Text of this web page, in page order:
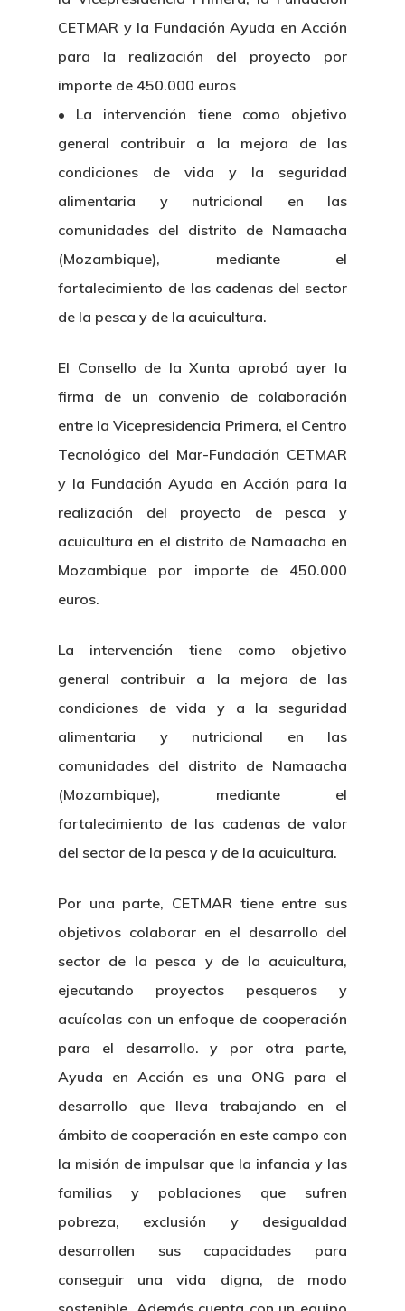
CETMAR y la Fundación Ayuda en Acción
para la realización del proyecto por
importe de 450.000 euros
• La intervención tiene como objetivo
general contribuir a la mejora de las
condiciones de vida y la seguridad
alimentaria y nutricional en las
comunidades del distrito de Namaacha
(Mozambique), mediante el
fortalecimiento de las cadenas del sector
de la pesca y de la acuicultura.
El Consello de la Xunta aprobó ayer la
firma de un convenio de colaboración
entre la Vicepresidencia Primera, el Centro
Tecnológico del Mar-Fundación CETMAR
y la Fundación Ayuda en Acción para la
realización del proyecto de pesca y
acuicultura en el distrito de Namaacha en
Mozambique por importe de 450.000
euros.
La intervención tiene como objetivo
general contribuir a la mejora de las
condiciones de vida y a la seguridad
alimentaria y nutricional en las
comunidades del distrito de Namaacha
(Mozambique), mediante el
fortalecimiento de las cadenas de valor
del sector de la pesca y de la acuicultura.
Por una parte, CETMAR tiene entre sus
objetivos colaborar en el desarrollo del
sector de la pesca y de la acuicultura,
ejecutando proyectos pesqueros y
acuícolas con un enfoque de cooperación
para el desarrollo. y por otra parte,
Ayuda en Acción es una ONG para el
desarrollo que lleva trabajando en el
ámbito de cooperación en este campo con
la misión de impulsar que la infancia y las
familias y poblaciones que sufren
pobreza, exclusión y desigualdad
desarrollen sus capacidades para
conseguir una vida digna, de modo